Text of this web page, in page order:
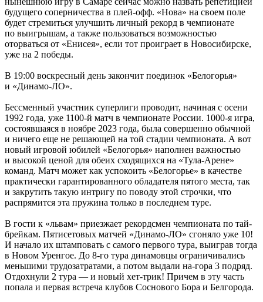
будущего соперничества в плей-офф. «Нова» на своем поле
будет стремиться улучшить личный рекорд в чемпионате
по выигрышам, а также пользоваться возможностью
оторваться от «Енисея», если тот проиграет в Новосибирске,
уже на 2 победы.
В 19:00 воскресный день закончит поединок «Белогорья»
и «Динамо-ЛО».
Бессменный участник суперлиги проводит, начиная с осени
1992 года, уже 1100-й матч в чемпионате России. 1000-я игра,
состоявшаяся в ноябре 2023 года, была совершенно обычной
и ничего еще не решающей на той стадии чемпионата. А вот
новый игровой юбилей «Белогорья» наполнен важностью
и высокой ценой для обеих сходящихся на «Тула-Арене»
команд. Матч может как успокоить «Белогорье» в качестве
практически гарантированного обладателя пятого места, так
и закрутить такую интригу по поводу этой строчки, что
распрямится эта пружина только в последнем туре.
В гости к «львам» приезжает рекордсмен чемпионата по тай-
брейкам. Пятисетовых матчей «Динамо-ЛО» сгоняло уже 10!
И начало их штамповать с самого первого тура, выиграв тогда
в Новом Уренгое. До 8-го тура динамовцы ограничивались
меньшими трудозатратами, а потом выдали на-гора 3 подряд.
Отдохнули 2 тура — и новый хет-трик! Причем в эту часть
попала и первая встреча клубов Соснового Бора и Белгорода.